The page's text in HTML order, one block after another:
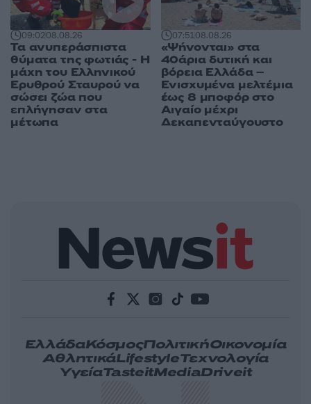
09:0208.08.26
Τα ανυπεράσπιστα
θύματα της φωτιάς - Η
μάχη του Ελληνικού
Ερυθρού Σταυρού να
σώσει ζώα που
επλήγησαν στα
μέτωπα
07:5108.08.26
«Ψήνονται» στα
40άρια δυτική και
βόρεια Ελλάδα –
Ενισχυμένα μελτέμια
έως 8 μποφόρ στο
Αιγαίο μέχρι
Δεκαπενταύγουστο
ΕλλάδαΚόσμοςΠολιτικήΟικονομία
ΑθλητικάLifestyleΤεχνολογία
ΥγείαTasteitMediaDriveit